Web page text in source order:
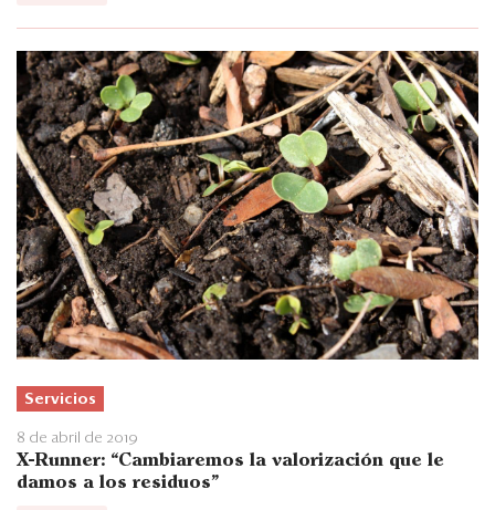
Servicios
8 de abril de 2019
X-Runner: “Cambiaremos la valorización que le
damos a los residuos”